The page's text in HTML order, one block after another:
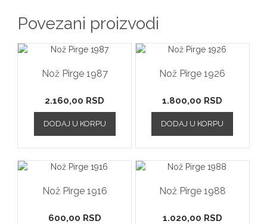
Povezani proizvodi
Nož Pirge 1987
2.160,00 RSD
DODAJ U KORPU
Nož Pirge 1926
1.800,00 RSD
DODAJ U KORPU
Nož Pirge 1916
600,00 RSD
Nož Pirge 1988
1.020,00 RSD